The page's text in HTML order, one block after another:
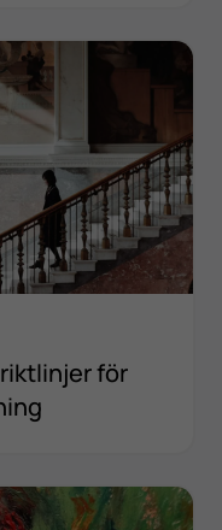
riktlinjer för